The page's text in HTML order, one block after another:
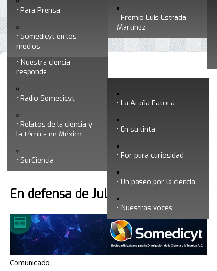
Premio Luis Estrada
Martínez
Ciencia y Tecnología
Nuestra ciencia
responde
Radio Somedicyt La Araña Patona
En su tinta
Por pura curiosidad
Un paseo por la ciencia
Nuestras voces
Relatos de la ciencia y
la técnica en México
SurCiencia
Para Prensa
Somedicyt en los
medios
Contacto
Noticias y boletines
•
2021
Búsqueda
En defensa de Julia Tagüeña Parga
Comunicado